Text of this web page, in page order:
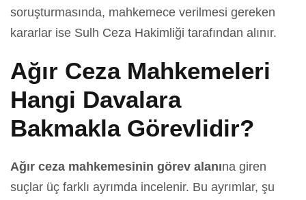
soruşturmasında, mahkemece verilmesi gereken
kararlar ise Sulh Ceza Hakimliği tarafından alınır.
Ağır Ceza Mahkemeleri
Hangi Davalara
Bakmakla Görevlidir?
Ağır ceza mahkemesinin görev alanına giren
suçlar üç farklı ayrımda incelenir. Bu ayrımlar, şu